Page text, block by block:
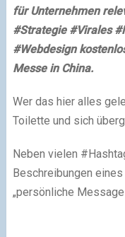
für Unternehmen
#Strategie #Virales
#Webdesign
Messe in China.
Wer das hier alles
Toilette und sich
Neben vielen
Beschreibungen
„persönliche